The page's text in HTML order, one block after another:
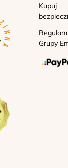
Kupuj
Grupy